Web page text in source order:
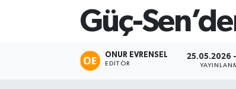
Güç-
ONUR EVRENSEL
EDITÖR
25.05.2026 -